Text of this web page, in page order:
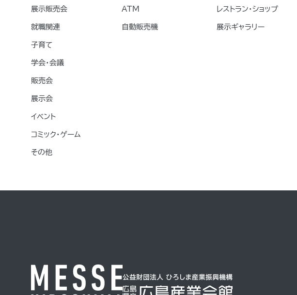
展示販売会
就職関連
子育て
学会・会議
販売会
展示会
イベント
コミック・ゲーム
その他
ATM
自動販売機
レストラン・ショップ
展示ギャラリー